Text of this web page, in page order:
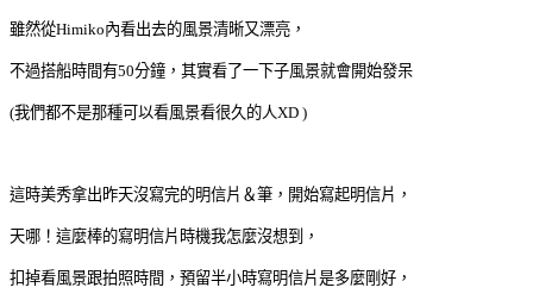
雖然從Himiko內看出去的風景清晰又漂亮，
不過搭船時間有50分鐘，其實看了一下子風景就會開始發呆
(我們都不是那種可以看風景看很久的人XD )
這時美秀拿出昨天沒寫完的明信片＆筆，開始寫起明信片，
天哪！這麼棒的寫明信片時機我怎麼沒想到，
扣掉看風景跟拍照時間，預留半小時寫明信片是多麼剛好，